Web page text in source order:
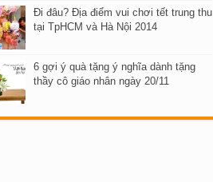
Đi đâu? Địa điểm vui chơi tết trung thu
tại TpHCM và Hà Nội 2014
6 gợi ý quà tặng ý nghĩa dành tặng
thầy cô giáo nhân ngày 20/11